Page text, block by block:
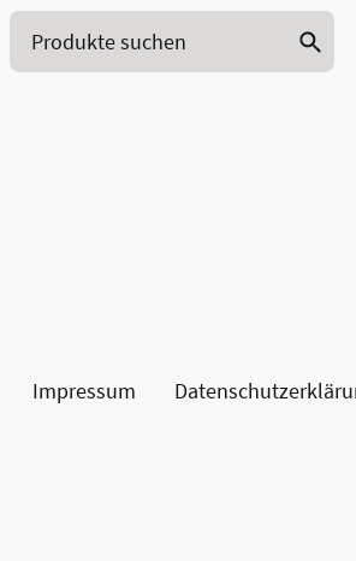
Impressum